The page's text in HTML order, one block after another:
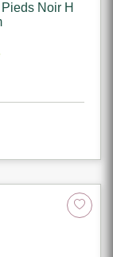
Noir H